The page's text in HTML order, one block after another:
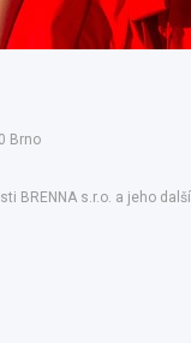
Brno
BRENNA s.r.o. a jeho další